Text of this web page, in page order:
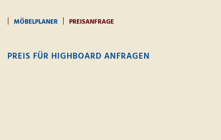
MÖBELPLANER PREISANFRAGE
PREIS FÜR HIGHBOARD ANFRAGEN